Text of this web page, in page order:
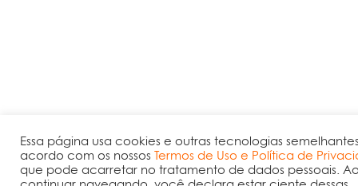
Essa página usa cookies e outras tecnologias
acordo com os nossos
Termos de Uso e Política de
que pode acarretar no tratamento de dados pessoais.